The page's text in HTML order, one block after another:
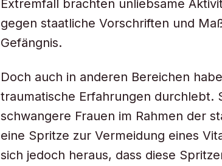
Extremfall brachten unliebsame
gegen staatliche Vorschriften und
Gefängnis.
Doch auch in anderen Bereichen
traumatische Erfahrungen durchlebt.
schwangere Frauen im Rahmen der
eine Spritze zur Vermeidung eines
sich jedoch heraus, dass diese